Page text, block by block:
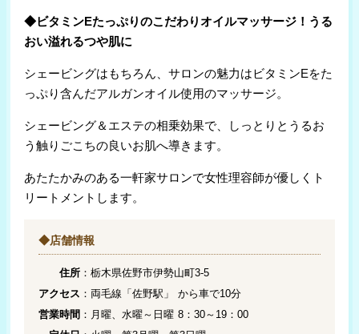
◆ビタミンEたっぷりのこだわりオイルマッサージ！うる
おい溢れるつや肌に
シェービングはもちろん、サロンの魅力はビタミンEをた
っぷり含んだアルガンオイル使用のマッサージ。
シェービング＆エステの相乗効果で、しっとりとうるお
う触りごこちの良いお肌へ導きます。
あたたかみのある一軒家サロンで女性理容師が優しくト
リートメントします。
◆店舗情報
住所 ：栃木県佐野市伊勢山町3-5
アクセス ：両毛線「佐野駅」 から車で10分
営業時間 ：月曜、水曜～日曜 8：30～19：00